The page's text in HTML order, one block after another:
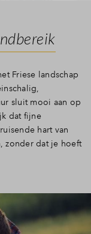
Friese landschap
sluit mooi aan op
dat fijne
hart van
zonder dat je hoeft